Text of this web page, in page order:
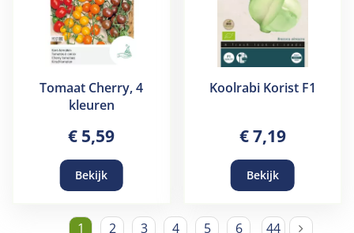
Tomaat Cherry, 4
kleuren
€ 5,59
Bekijk
Koolrabi Korist F1
€7,19
Bekijk
1 2 3 4 5 6 44